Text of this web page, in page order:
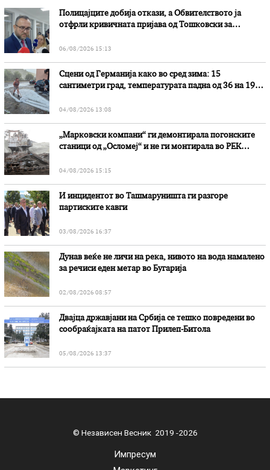
Полицајците добија откази, а Обвителството ја
отфрли кривичната пријава од Тошковски за
06/08/2026 15:13
Сцени од Германија како во сред зима: 15
сантиметри град, температурата падна од 36 на 19
04/08/2026 13:08
„Марковски компани“ ги демонтирала погонските
станици од „Осломеј“ и не ги монтирала во РЕК
04/08/2026 15:15
И инцидентот во Ташмаруништa ги разгоре
партиските кавги
03/08/2026 16:37
Дунав веќе не личи на река, нивото на вода намалено
за речиси еден метар во Бугарија
02/08/2026 08:57
Двајца државјани на Србија се тешко повредени во
сообраќајката на патот Прилеп-Битола
05/08/2026 13:37
© Независен Весник 2019 -2026
Импресум